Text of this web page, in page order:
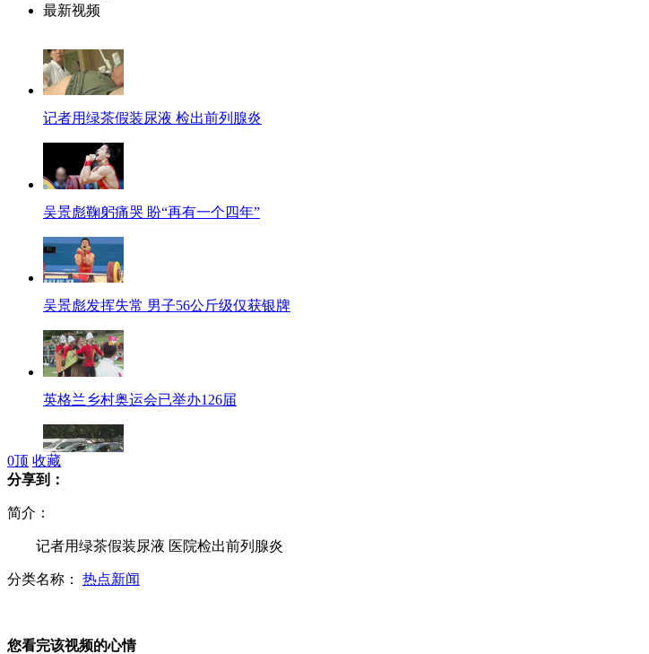
最新视频
记者用绿茶假装尿液 检出前列腺炎
吴景彪鞠躬痛哭 盼“再有一个四年”
吴景彪发挥失常 男子56公斤级仅获银牌
英格兰乡村奥运会已举办126届
喻丹最想感谢父母 李玄旭职业生涯会更辉煌
0顶 收藏
分享到：
简介：
记者用绿茶假装尿液 医院检出前列腺炎
分类名称： 热点新闻
您看完该视频的心情